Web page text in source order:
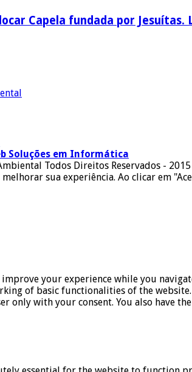
Capela fundada por Jesuítas.
Soluções em Informática
Todos Direitos Reservados - 2015
sua experiência. Ao clicar em
your experience while you
of basic functionalities of the
only with your consent. You also have